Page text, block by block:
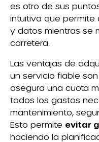
es otro de sus
intuitiva que permite
y datos mientras se
carretera.
Las ventajas de
un servicio fiable
asegura una cuota
todos los gastos
mantenimiento,
Esto permite evitar
haciendo la